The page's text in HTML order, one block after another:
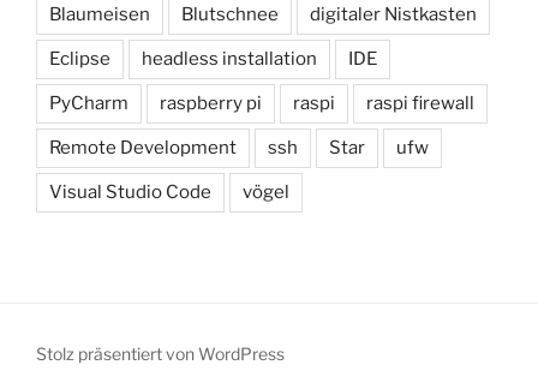
Blaumeisen Blutschnee digitaler Nistkasten
Eclipse headless installation IDE
PyCharm raspberry pi raspi raspi firewall
Remote Development ssh Star ufw
Visual Studio Code vögel
Stolz präsentiert von WordPress